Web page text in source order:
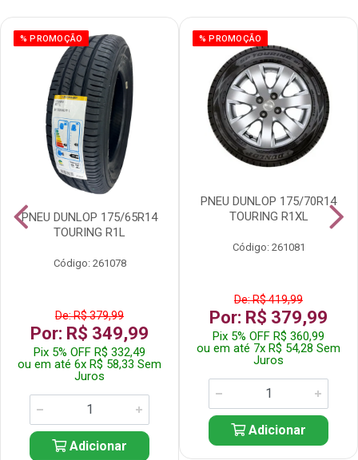
% PROMOÇÃO
PNEU DUNLOP 175/65R14
TOURING R1L
Código: 261078
De: R$ 379,99
Por: R$ 349,99
Pix 5% OFF R$ 332,49
ou em até 6x R$ 58,33 Sem
Juros
Adicionar
% PROMOÇÃO
PNEU DUNLOP 175/70R14
TOURING R1XL
Código: 261081
De: R$ 419,99
Por: R$ 379,99
Pix 5% OFF R$ 360,99
ou em até 7x R$ 54,28 Sem
Juros
Adicionar